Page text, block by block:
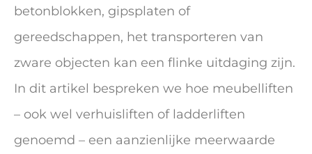
betonblokken, gipsplaten of
gereedschappen, het transporteren van
zware objecten kan een flinke uitdaging zijn.
In dit artikel bespreken we hoe meubelliften
– ook wel verhuisliften of ladderliften
genoemd – een aanzienlijke meerwaarde